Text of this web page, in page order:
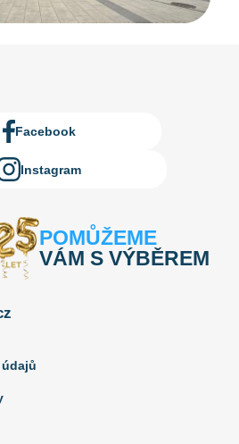
Facebook
Instagram
POMŮŽEME
VÁM S VÝBĚREM